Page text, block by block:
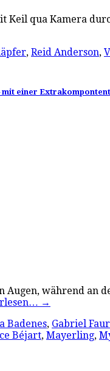
qua Kamera
, Reid Anderson,
einer
während an
→
Badenes, Gabriel
Béjart, Mayerling,